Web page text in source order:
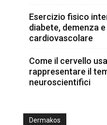
Esercizio fisico
diabete, demenza
cardiovascolare
Come il cervello
rappresentare il
neuroscientifici
Dermakos